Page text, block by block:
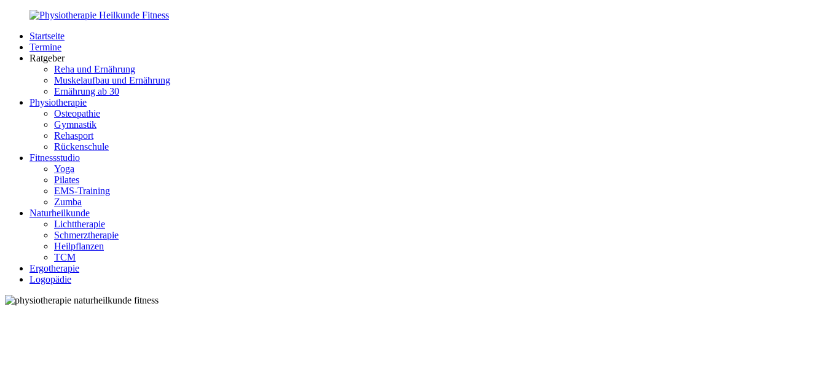
Zurück
Inhalt
PhysioMed-
Fit.de
Gesundheit
Startseite
Termine
Ratgeber
Reha und Ernährung
Muskelaufbau und Ernährung
Ernährung ab 30
Physiotherapie
Osteopathie
Gymnastik
Rehasport
Rückenschule
Fitnessstudio
Yoga
Pilates
EMS-Training
Zumba
Naturheilkunde
Lichttherapie
Schmerztherapie
Heilpflanzen
TCM
Ergotherapie
Logopädie